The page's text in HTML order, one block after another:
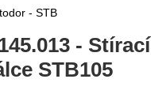
- STB
-
STB105